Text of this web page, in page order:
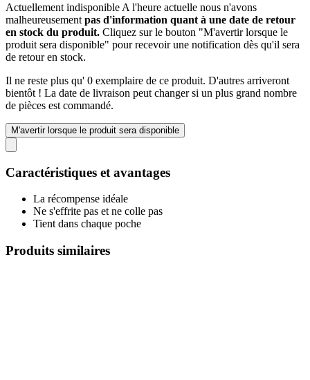
Actuellement indisponible A l'heure actuelle nous n'avons
malheureusement pas d'information quant à une date de retour
en stock du produit. Cliquez sur le bouton "M'avertir lorsque le
produit sera disponible" pour recevoir une notification dès qu'il sera
de retour en stock.
Il ne reste plus qu' 0 exemplaire de ce produit. D'autres arriveront
bientôt ! La date de livraison peut changer si un plus grand nombre
de pièces est commandé.
M'avertir lorsque le produit sera disponible
Caractéristiques et avantages
La récompense idéale
Ne s'effrite pas et ne colle pas
Tient dans chaque poche
Produits similaires